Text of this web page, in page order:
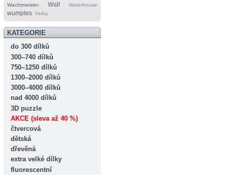
Wachtmeister
Wall Waterhouse
wumples Yerka
KATEGORIE
do 300 dílků
300–740 dílků
750–1250 dílků
1300–2000 dílků
3000–4000 dílků
nad 4000 dílků
3D puzzle
AKCE (sleva až 40 %)
čtvercová
dětská
dřevěná
extra velké dílky
fluorescentní